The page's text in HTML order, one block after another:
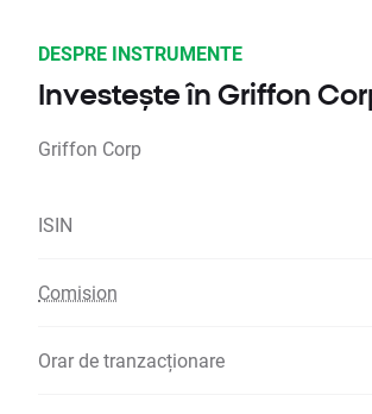
DESPRE INSTRUMENTE
Investește în Griffon
Griffon Corp
ISIN
Comision
Orar de tranzacționare